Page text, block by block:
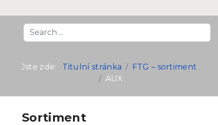
Search
...
Jste zde: Titulní stránka
FTG – sortiment
AUX
Sortiment